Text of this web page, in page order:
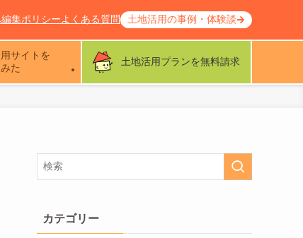
サイトを
た
土地活用プランを無料請求
編集ポリシーよくある質問 土地活用の事例・体験談
カテゴリー